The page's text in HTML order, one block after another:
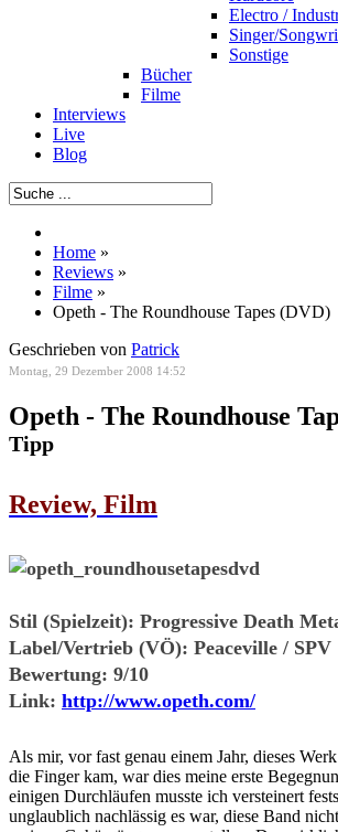
Electro /
Singer/
Sonstige
Bücher
Filme
Interviews
Live
Blog
Home »
Reviews »
Filme »
Opeth - The Roundhouse Tapes (DVD)
Geschrieben von Patrick
Montag, 29 Dezember 2008 14:52
Opeth - The Roundhouse
Tipp
Review, Film
Stil (Spielzeit): Progressive Death
Label/Vertrieb (VÖ): Peaceville / SPV
Bewertung: 9/10
Link: http://www.opeth.com/
Als mir, vor fast genau einem Jahr, dieses
die Finger kam, war dies meine erste
einigen Durchläufen musste ich versteinert
unglaublich nachlässig es war, diese Band